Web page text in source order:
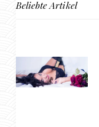
Beliebte Artikel